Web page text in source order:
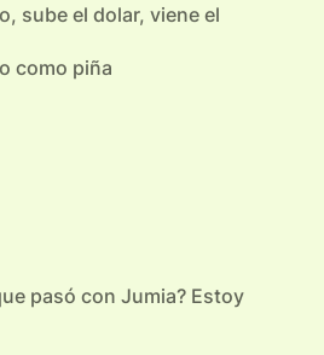
sube el dolar, viene el
como piña
pasó con Jumia? Estoy